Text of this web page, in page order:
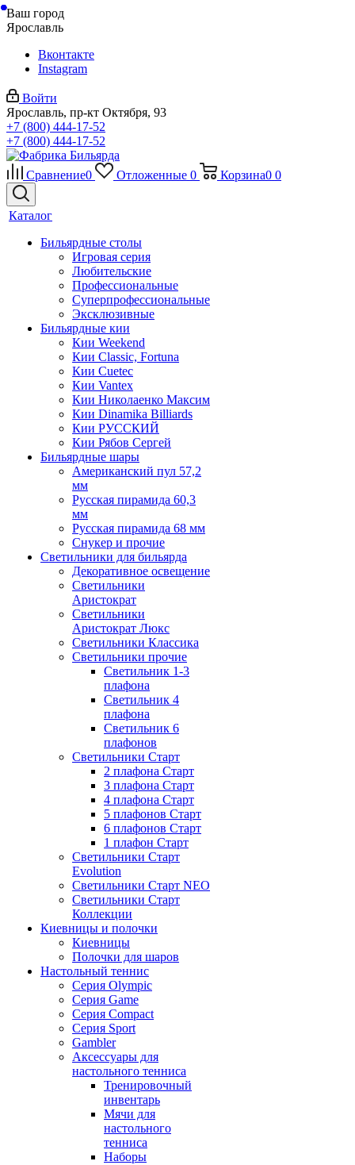
Ваш город
Ярославль
Вконтакте
Instagram
Войти
Ярославль, пр-кт Октября, 93
+7 (800) 444-17-52
+7 (800) 444-17-52
Сравнение0 Отложенные 0 Корзина0 0
Каталог
Бильярдные столы
Игровая серия
Любительские
Профессиональные
Суперпрофессиональные
Эксклюзивные
Бильярдные кии
Кии Weekend
Кии Classic, Fortuna
Кии Cuetec
Кии Vantex
Кии Николаенко Максим
Кии Dinamika Billiards
Кии РУССКИЙ
Кии Рябов Сергей
Бильярдные шары
Американский пул 57,2
мм
Русская пирамида 60,3
мм
Русская пирамида 68 мм
Снукер и прочие
Светильники для бильярда
Декоративное освещение
Светильники
Аристократ
Светильники
Аристократ Люкс
Светильники Классика
Светильники прочие
Светильник 1-3
плафона
Светильник 4
плафона
Светильник 6
плафонов
Светильники Старт
2 плафона Старт
3 плафона Старт
4 плафона Старт
5 плафонов Старт
6 плафонов Старт
1 плафон Старт
Светильники Старт
Evolution
Светильники Старт NEO
Светильники Старт
Коллекции
Киевницы и полочки
Киевницы
Полочки для шаров
Настольный теннис
Серия Olympic
Серия Game
Серия Compact
Серия Sport
Gambler
Аксессуары для
настольного тенниса
Тренировочный
инвентарь
Мячи для
настольного
тенниса
Наборы